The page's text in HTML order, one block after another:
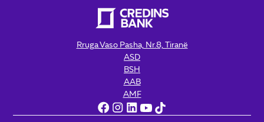
Rruga Vaso Pasha, Nr.8, Tiranë
ASD
BSH
AAB
AMF